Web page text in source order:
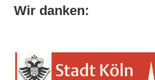
Wir danken: